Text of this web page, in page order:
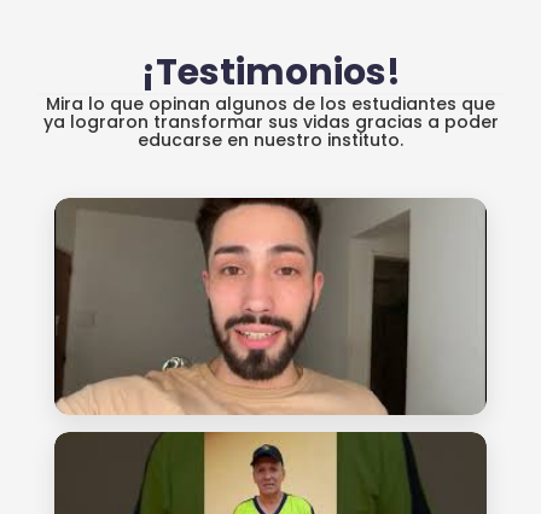
¡Testimonios!
Mira lo que opinan algunos de los estudiantes que
ya lograron transformar sus vidas gracias a poder
educarse en nuestro instituto.